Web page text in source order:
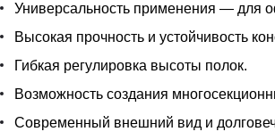
Универсальность применения — для
Высокая прочность и устойчивость
Гибкая регулировка высоты полок.
Возможность создания
Современный внешний вид и